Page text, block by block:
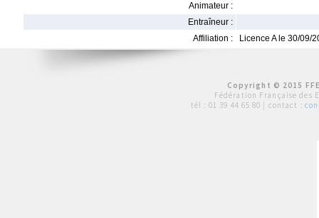
Animateur :
Entraîneur :
Affiliation :
Licence A le 30/09/
Copyright © 2015
Fédération Française des
tél : 01 39 44 65 80 | contact :